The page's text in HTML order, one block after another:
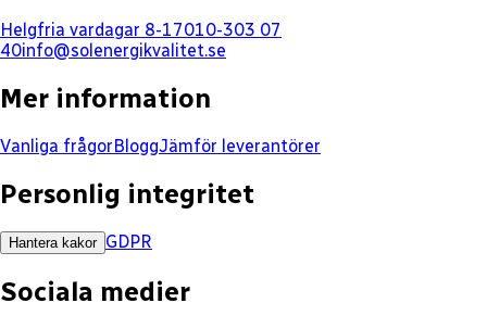
Helgfria vardagar 8-17010-303 07
40info@solenergikvalitet.se
Mer information
Vanliga frågorBloggJämför leverantörer
Personlig integritet
Hantera kakor GDPR
Sociala medier